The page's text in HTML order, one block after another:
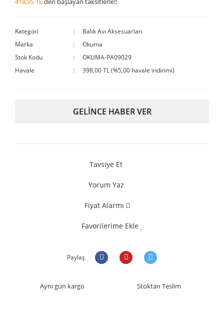
Kategori
Balık Avı Aksesuarları
Marka
Okuma
Stok Kodu
OKUMA-PA09029
Havale
398,00 TL (%5,00 havale indirimi)
GELİNCE HABER VER
Tavsiye Et
Yorum Yaz
Fiyat Alarmı
Favorilerime Ekle
Paylaş
Aynı gün kargo Stoktan Teslim